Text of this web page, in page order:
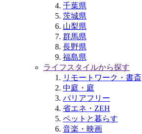
千葉県
茨城県
山梨県
群馬県
長野県
福島県
ライフスタイルから探す
リモートワーク・書斎
中庭・庭
バリアフリー
省エネ・ZEH
ペットと暮らす
音楽・映画